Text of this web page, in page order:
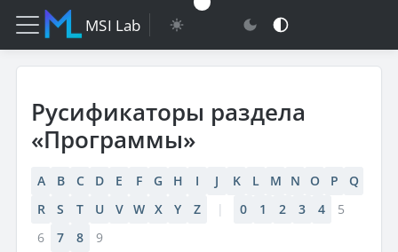
MSI Lab
Русификаторы раздела
«Программы»
A B C D E F G H I J K L M N O P
Q
R
S T U V W X Y Z | 0 1 2 3 4
5
6
7 8 9